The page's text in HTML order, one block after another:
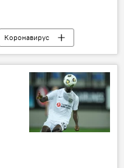
Коронавирус